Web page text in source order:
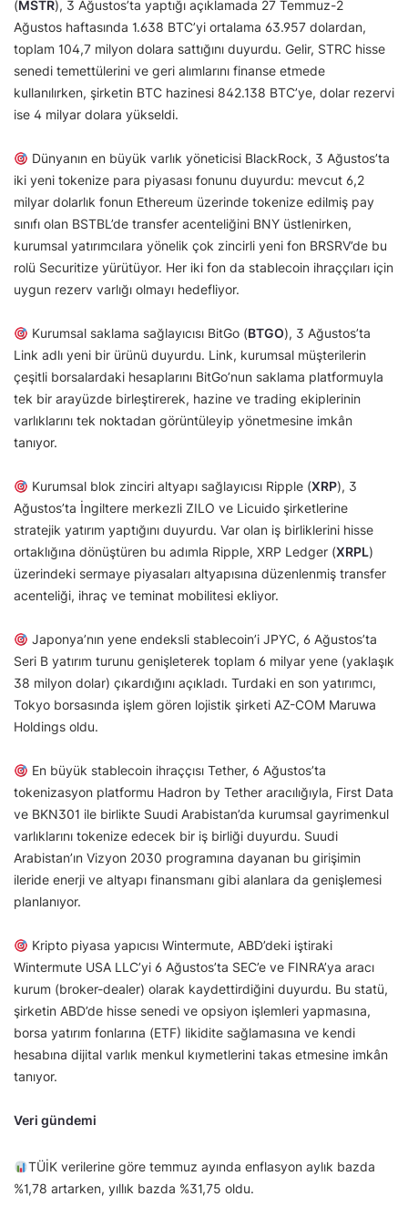
(MSTR), 3 Ağustos’ta yaptığı açıklamada 27 Temmuz-2
Ağustos haftasında 1.638 BTC’yi ortalama 63.957 dolardan,
toplam 104,7 milyon dolara sattığını duyurdu. Gelir, STRC hisse
senedi temettülerini ve geri alımlarını finanse etmede
kullanılırken, şirketin BTC hazinesi 842.138 BTC’ye, dolar rezervi
ise 4 milyar dolara yükseldi.
Dünyanın en büyük varlık yöneticisi BlackRock, 3 Ağustos’ta
iki yeni tokenize para piyasası fonunu duyurdu: mevcut 6,2
milyar dolarlık fonun Ethereum üzerinde tokenize edilmiş pay
sınıfı olan BSTBL’de transfer acenteliğini BNY üstlenirken,
kurumsal yatırımcılara yönelik çok zincirli yeni fon BRSRV’de bu
rolü Securitize yürütüyor. Her iki fon da stablecoin ihraççıları için
uygun rezerv varlığı olmayı hedefliyor.
Kurumsal saklama sağlayıcısı BitGo (BTGO), 3 Ağustos’ta
Link adlı yeni bir ürünü duyurdu. Link, kurumsal müşterilerin
çeşitli borsalardaki hesaplarını BitGo’nun saklama platformuyla
tek bir arayüzde birleştirerek, hazine ve trading ekiplerinin
varlıklarını tek noktadan görüntüleyip yönetmesine imkân
tanıyor.
Kurumsal blok zinciri altyapı sağlayıcısı Ripple (XRP), 3
Ağustos’ta İngiltere merkezli ZILO ve Licuido şirketlerine
stratejik yatırım yaptığını duyurdu. Var olan iş birliklerini hisse
ortaklığına dönüştüren bu adımla Ripple, XRP Ledger (XRPL)
üzerindeki sermaye piyasaları altyapısına düzenlenmiş transfer
acenteliği, ihraç ve teminat mobilitesi ekliyor.
Japonya’nın yene endeksli stablecoin’i JPYC, 6 Ağustos’ta
Seri B yatırım turunu genişleterek toplam 6 milyar yene (yaklaşık
38 milyon dolar) çıkardığını açıkladı. Turdaki en son yatırımcı,
Tokyo borsasında işlem gören lojistik şirketi AZ-COM Maruwa
Holdings oldu.
En büyük stablecoin ihraççısı Tether, 6 Ağustos’ta
tokenizasyon platformu Hadron by Tether aracılığıyla, First Data
ve BKN301 ile birlikte Suudi Arabistan’da kurumsal gayrimenkul
varlıklarını tokenize edecek bir iş birliği duyurdu. Suudi
Arabistan’ın Vizyon 2030 programına dayanan bu girişimin
ileride enerji ve altyapı finansmanı gibi alanlara da genişlemesi
planlanıyor.
Kripto piyasa yapıcısı Wintermute, ABD’deki iştiraki
Wintermute USA LLC’yi 6 Ağustos’ta SEC’e ve FINRA’ya aracı
kurum (broker-dealer) olarak kaydettirdiğini duyurdu. Bu statü,
şirketin ABD’de hisse senedi ve opsiyon işlemleri yapmasına,
borsa yatırım fonlarına (ETF) likidite sağlamasına ve kendi
hesabına dijital varlık menkul kıymetlerini takas etmesine imkân
tanıyor.
Veri gündemi
TÜİK verilerine göre temmuz ayında enflasyon aylık bazda
%1,78 artarken, yıllık bazda %31,75 oldu.